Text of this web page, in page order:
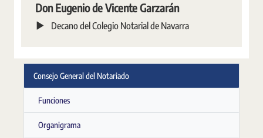
Don Eugenio de Vicente Garzarán
Decano del Colegio Notarial de Navarra
Consejo General del Notariado
Funciones
Organigrama